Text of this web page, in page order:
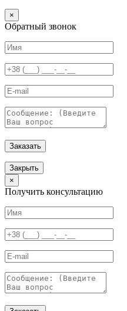
×
Обратный звонок
Заказать
Закрыть
×
Получить консультацию